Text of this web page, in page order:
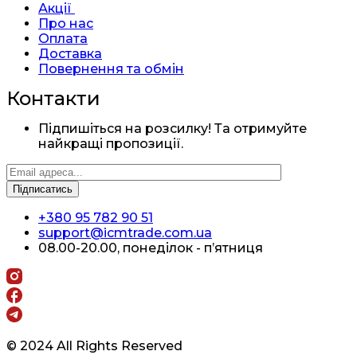
Акції
Про нас
Оплата
Доставка
Повернення та обмін
Контакти
Підпишіться на розсилку! Та отримуйте
найкращі пропозиції.
+380 95 782 90 51
support@icmtrade.com.ua
08.00-20.00, понеділок - п’ятниця
© 2024 All Rights Reserved